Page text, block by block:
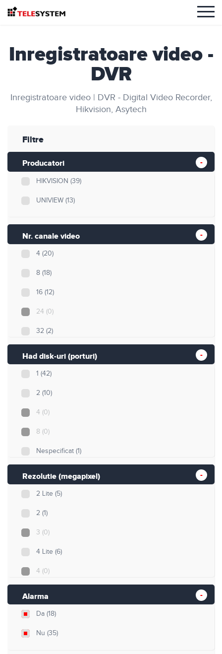
Inregistratoare video -
DVR
Inregistratoare video | DVR - Digital Video Recorder,
Hikvision, Asytech
Filtre
Producatori
HIKVISION (39)
UNIVIEW (13)
Nr. canale video
4 (20)
8 (18)
16 (12)
24 (0)
32 (2)
Had disk-uri (porturi)
1 (42)
2 (10)
4 (0)
8 (0)
Nespecificat (1)
Rezolutie (megapixel)
2 Lite (5)
2 (1)
3 (0)
4 Lite (6)
4 (0)
5 Lite(11)
8 (22)
Alarma
Da (18)
Nu (35)